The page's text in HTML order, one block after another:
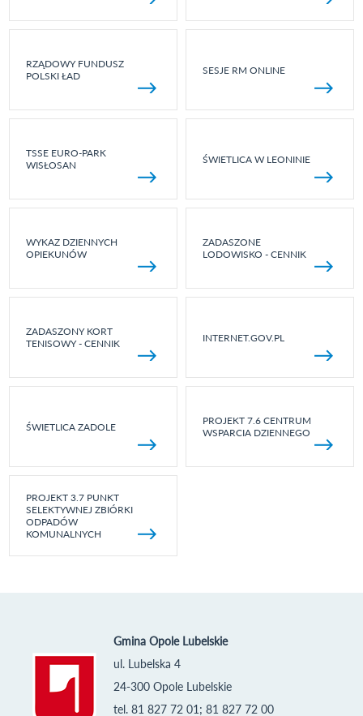
RZĄDOWY FUNDUSZ
POLSKI ŁAD
SESJE RM ONLINE
TSSE EURO-PARK
WISŁOSAN
ŚWIETLICA W LEONINIE
WYKAZ DZIENNYCH
OPIEKUNÓW
ZADASZONE
LODOWISKO - CENNIK
ZADASZONY KORT
TENISOWY - CENNIK
INTERNET.GOV.PL
ŚWIETLICA ZADOLE
PROJEKT 7.6 CENTRUM
WSPARCIA DZIENNEGO
PROJEKT 3.7 PUNKT
SELEKTYWNEJ ZBIÓRKI
ODPADÓW
KOMUNALNYCH
Gmina Opole Lubelskie
ul. Lubelska 4
24-300 Opole Lubelskie
tel. 81 827 72 01; 81 827 72 00